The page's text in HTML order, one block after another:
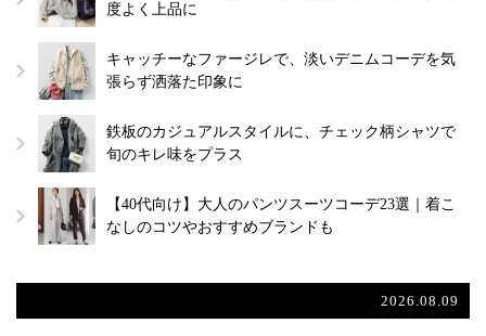
度よく上品に
キャッチーなファージレで、淡いデニムコーデを気
張らず洒落た印象に
鉄板のカジュアルスタイルに、チェック柄シャツで
旬のキレ味をプラス
【40代向け】大人のパンツスーツコーデ23選｜着こ
なしのコツやおすすめブランドも
2026.08.09